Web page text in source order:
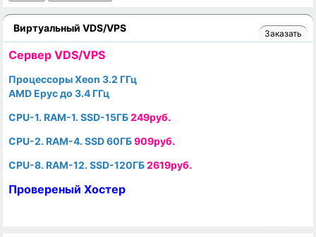
Виртуальный VDS/VPS Заказать
Cервер VDS/VPS
Процессоры Xeon 3.2 ГГц
AMD Epyc до 3.4 ГГц
CPU-1. RAM-1. SSD-15ГБ249руб.
CPU-2. RAM-4. SSD 60ГБ909руб.
CPU-8. RAM-12. SSD-120ГБ2619руб.
Провереный Хостер